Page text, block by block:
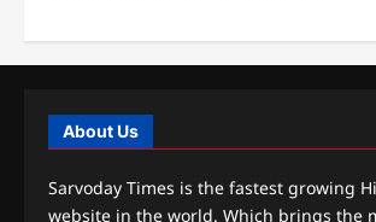
About Us
Sarvoday Times is the fastest growing
website in the world. Which brings the